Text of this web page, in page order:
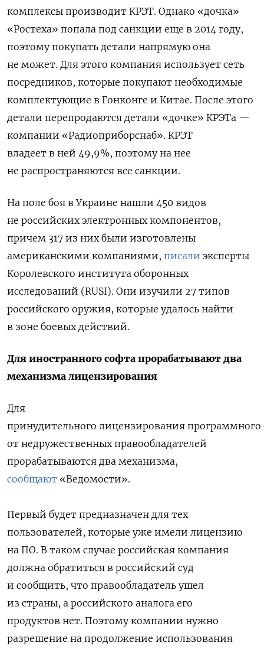
комплексы производит КРЭТ. Однако «дочка»
«Ростеха» попала под санкции еще в 2014 году,
поэтому покупать детали напрямую она
не может. Для этого компания использует сеть
посредников, которые покупают необходимые
комплектующие в Гонконге и Китае. После этого
детали перепродаются детали «дочке» КРЭТа —
компании «Радиоприборснаб». КРЭТ
владеет в ней 49,9%, поэтому на нее
не распространяются все санкции.
На поле боя в Украине нашли 450 видов
не российских электронных компонентов,
причем 317 из них были изготовлены
американскими компаниями, писали эксперты
Королевского института оборонных
исследований (RUSI). Они изучили 27 типов
российского оружия, которые удалось найти
в зоне боевых действий.
Для иностранного софта прорабатывают два
механизма лицензирования
Для
принудительного лицензирования
от недружественных правообладателей
прорабатываются два механизма,
сообщают «Ведомости».
Первый будет предназначен для тех
пользователей, которые уже имели лицензию
на ПО. В таком случае российская компания
должна обратиться в российский суд
и сообщить, что правообладатель ушел
из страны, а российского аналога его
продуктов нет. Поэтому компании нужно
разрешение на продолжение использования